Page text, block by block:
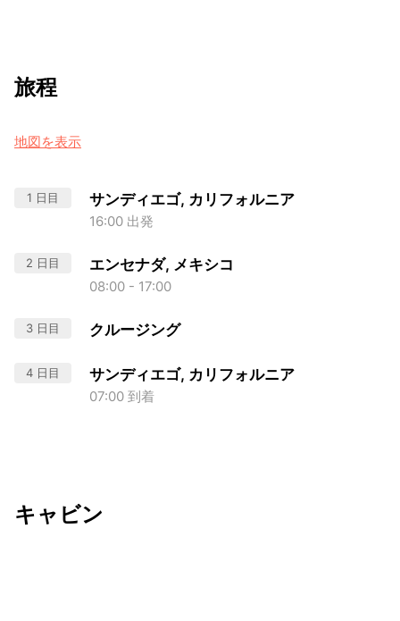
旅程
地図を表示
1 日目 サンディエゴ, カリフォルニア
16:00 出発
2 日目 エンセナダ, メキシコ
08:00 - 17:00
3 日目 クルージング
4 日目 サンディエゴ, カリフォルニア
07:00 到着
キャビン